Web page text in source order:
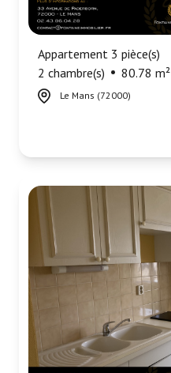
Appartement 3 pièce(s)
2 chambre(s)
80.78 m²
Le Mans (72000)